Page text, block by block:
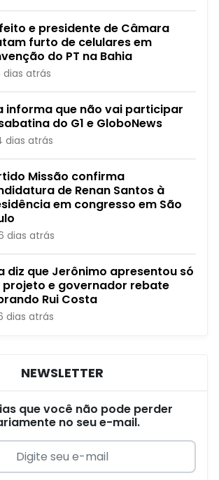
e presidente de Câmara
furto de celulares em
do PT na Bahia
dias atrás
informa que não vai participar
do G1 e GloboNews
dias atrás
Missão confirma
de Renan Santos à
em congresso em São
dias atrás
diz que Jerônimo apresentou só
projeto e governador rebate
Rui Costa
dias atrás
NEWSLETTER
que você não pode perder
no seu e-mail.